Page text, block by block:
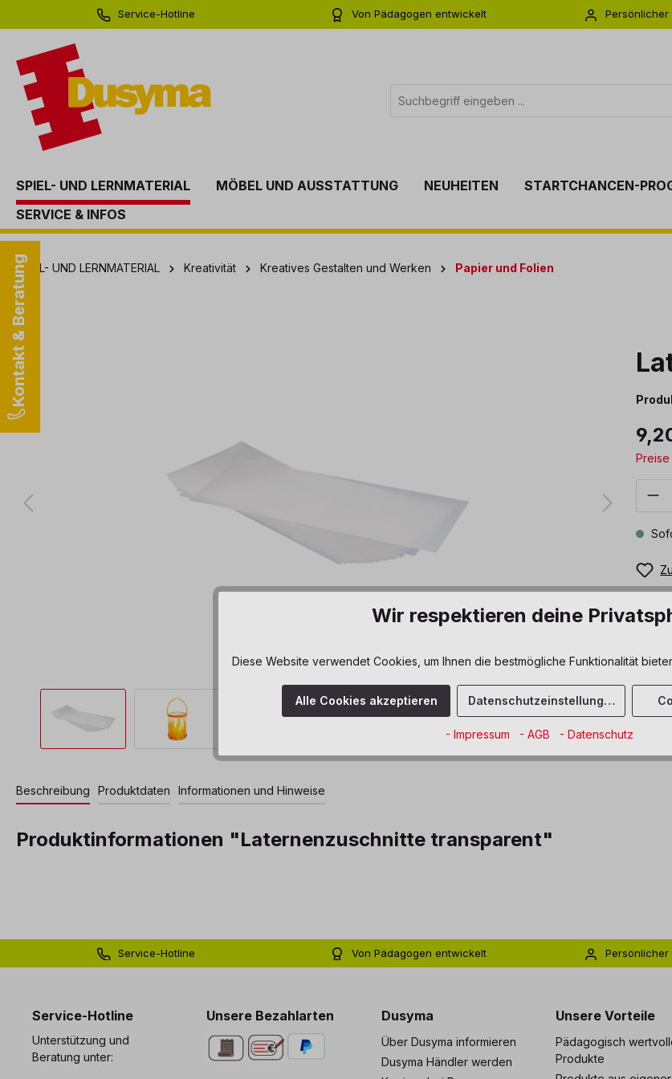
Zur Hauptnavigation springen
Service-Hotline
Von Pädagogen entwickelt
SPIEL- UND LERNMATERIAL MÖBEL UND AUSSTATTUNG NEUHEITEN STARTCHANCEN-
SERVICE & INFOS
Kontakt & Beratung
SPIEL- UND LERNMATERIAL Kreativität Kreatives Gestalten und Werken Papier und Folien
Bildergalerie überspringen
Beschreibung Produktdaten Informationen und Hinweise
Produktinformationen "Laternenzuschnitte transparent"
Service-Hotline
Von Pädagogen entwickelt
Service-Hotline
Unterstützung und
Beratung unter:
Unsere Bezahlarten Dusyma
Über Dusyma informieren
Dusyma Händler werden
Unsere Vorteile
Pädagogisch
Produkte
Wir respektieren deine
Diese Website verwendet Cookies, um Ihnen die bestmögliche Funktionalität
Alle Cookies akzeptieren Datenschutzeinstellungen
- Impressum - AGB - Datenschutz